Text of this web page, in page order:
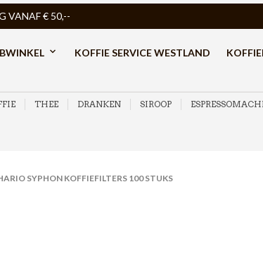
VANAF € 50,--
KOFFIE SERVICE WESTLAND
THEE DRANKEN SIROOP
SYPHON KOFFIEFILTERS 100 STUKS